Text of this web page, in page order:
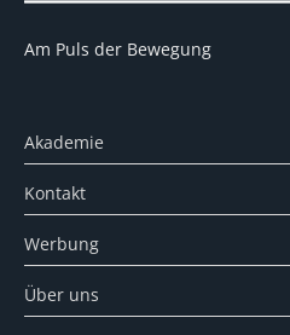
Am Puls der Bewegung
Akademie
Kontakt
Werbung
Über uns